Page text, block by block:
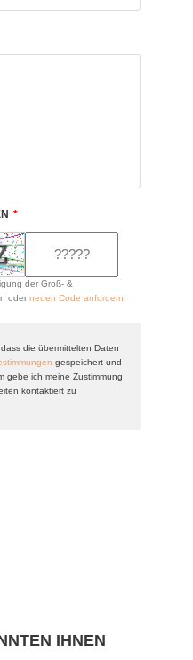
*
der Groß- &
oder neuen Code anfordern
die übermittelten Daten
gespeichert und
gebe ich meine Zustimmung
kontaktiert zu
IHNEN